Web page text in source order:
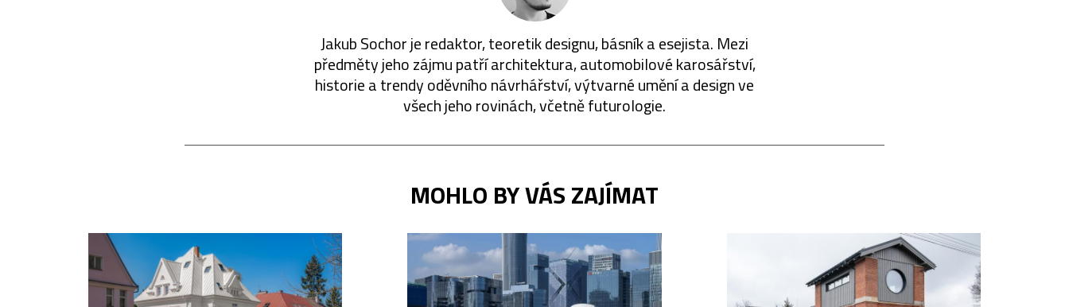
Jakub Sochor je redaktor, teoretik designu, básník a esejista. Mezi
předměty jeho zájmu patří architektura, automobilové karosářství,
historie a trendy oděvního návrhářství, výtvarné umění a design ve
všech jeho rovinách, včetně futurologie.
MOHLO BY VÁS ZAJÍMAT